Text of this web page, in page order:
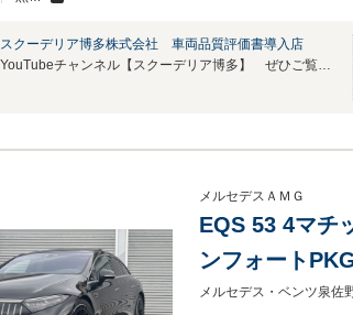
スクーデリア博多株式会社 車両品質評価書導入店
YouTubeチャンネル【スクーデリア博多】 ぜひご覧ください！直通電話TEL：0925881133
メルセデスＡＭＧ
EQS 53 4マチ
ンフォート
ン シートベン
メルセデス・ベンツ泉佐